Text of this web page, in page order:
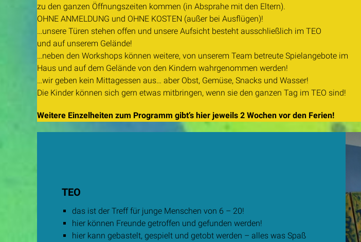
zu den ganzen Öffnungszeiten kommen (in Absprahe mit den Eltern).
OHNE ANMELDUNG und OHNE KOSTEN (außer bei Ausflügen)!
…unsere Türen stehen offen und unsere Aufsicht besteht ausschließlich im TEO
und auf unserem Gelände!
…neben den Workshops können weitere, von unserem Team betreute Spielangebote im
Haus und auf dem Gelände von den Kindern wahrgenommen werden!
…wir geben kein Mittagessen aus… aber Obst, Gemüse, Snacks und Wasser!
Die Kinder können sich gern etwas mitbringen, wenn sie den ganzen Tag im TEO sind!
Weitere Einzelheiten zum Programm gibt’s hier jeweils 2 Wochen vor den Ferien!
TEO
das ist der Treff für junge Menschen von 6 – 20!
hier können Freunde getroffen und gefunden werden!
hier kann gebastelt, gespielt und getobt werden – alles was Spaß